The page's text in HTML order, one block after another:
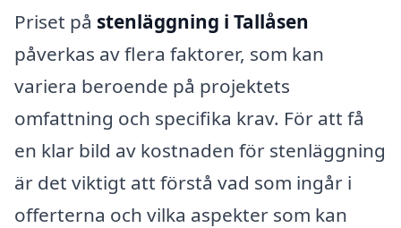
Priset på stenläggning i Tallåsen
påverkas av flera faktorer, som kan
variera beroende på projektets
omfattning och specifika krav. För att få
en klar bild av kostnaden för stenläggning
är det viktigt att förstå vad som ingår i
offerterna och vilka aspekter som kan